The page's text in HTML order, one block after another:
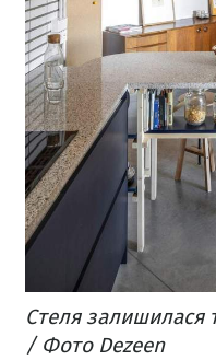
Стеля залишилася
/ Фото Dezeen